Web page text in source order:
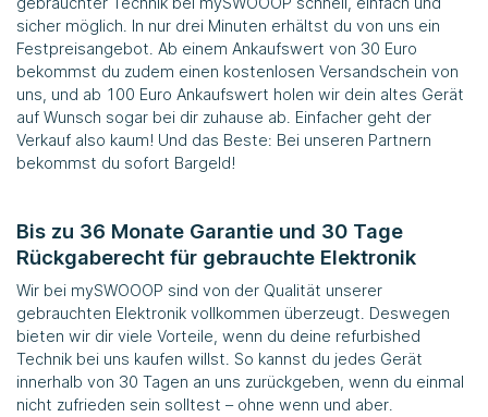
sicher möglich. In nur drei Minuten erhältst du von uns ein
Festpreisangebot. Ab einem Ankaufswert von 30 Euro
bekommst du zudem einen kostenlosen Versandschein von
uns, und ab 100 Euro Ankaufswert holen wir dein altes Gerät
auf Wunsch sogar bei dir zuhause ab. Einfacher geht der
Verkauf also kaum! Und das Beste: Bei unseren Partnern
bekommst du sofort Bargeld!
Bis zu 36 Monate Garantie und 30 Tage
Rückgaberecht für gebrauchte Elektronik
Wir bei mySWOOOP sind von der Qualität unserer
gebrauchten Elektronik vollkommen überzeugt. Deswegen
bieten wir dir viele Vorteile, wenn du deine refurbished
Technik bei uns kaufen willst. So kannst du jedes Gerät
innerhalb von 30 Tagen an uns zurückgeben, wenn du einmal
nicht zufrieden sein solltest – ohne wenn und aber.